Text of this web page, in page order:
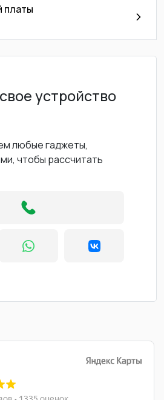
платы
устройство
любые гаджеты,
чтобы рассчитать